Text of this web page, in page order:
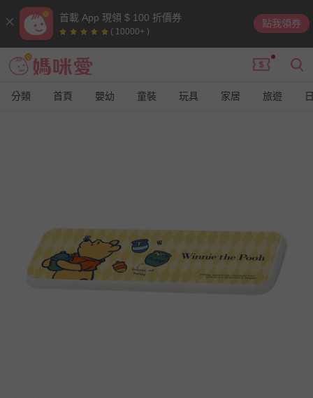
首載 App 現領 $ 100 折價券
( 10000+ )
點我領券
分類 首頁 嬰幼 童裝 玩具 家居 旅遊